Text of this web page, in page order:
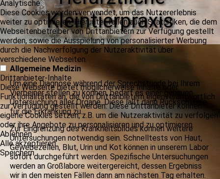
Kleintierpraxis
Allgemeine Medizin
Um eine Diagnose während der Sprechstunde bei Ihrem
Vierbeiner stellen zu können, bedarf es einer genauen
Untersuchung aller Organe. Diese läßt dann Rückschlüsse
für die Erkrankung zu.
Zur Eingrenzung des Krankheitsbildes können weitere
Untersuchungen notwendig sein. Schnelltests von Haut,
Gewebezellen, Blut, Urin und Kot können in unserem Labor
sofort durchgeführt werden. Spezifische Untersuchungen
werden an Großlabore weitergereicht, dessen Ergebniss
wir in den meisten Fällen dann am nächsten Tag erhalten.
Analytische
Diese Cookies werden verwendet, um das Nutzererlebnis
weiter zu optimieren. Hierunter fallen auch Statistiken, die dem
Webseitenbetreiber von Drittanbietern zur Verfügung gestellt
werden, sowie die Ausspielung von personalisierter Werbung
durch die Nachverfolgung der Nutzeraktivität über
verschiedene Webseiten.
Drittanbieter-Inhalte
Diese Webseite bietet möglicherweise Inhalte oder
Funktionalitäten an, die von Drittanbietern eigenverantwortlich
zur Verfügung gestellt werden. Diese Drittanbieter können
eigene Cookies setzen, z.B. um die Nutzeraktivität zu verfolgen
oder ihre Angebote zu personalisieren und zu optimieren.
Ablehnen
Alle akzeptieren
Speichern